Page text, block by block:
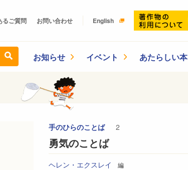
るご質問 お問い合わせ English
お知らせ イベント あたらしい本
手のひらのことば 2
勇気のことば
ヘレン・エクスレイ 編